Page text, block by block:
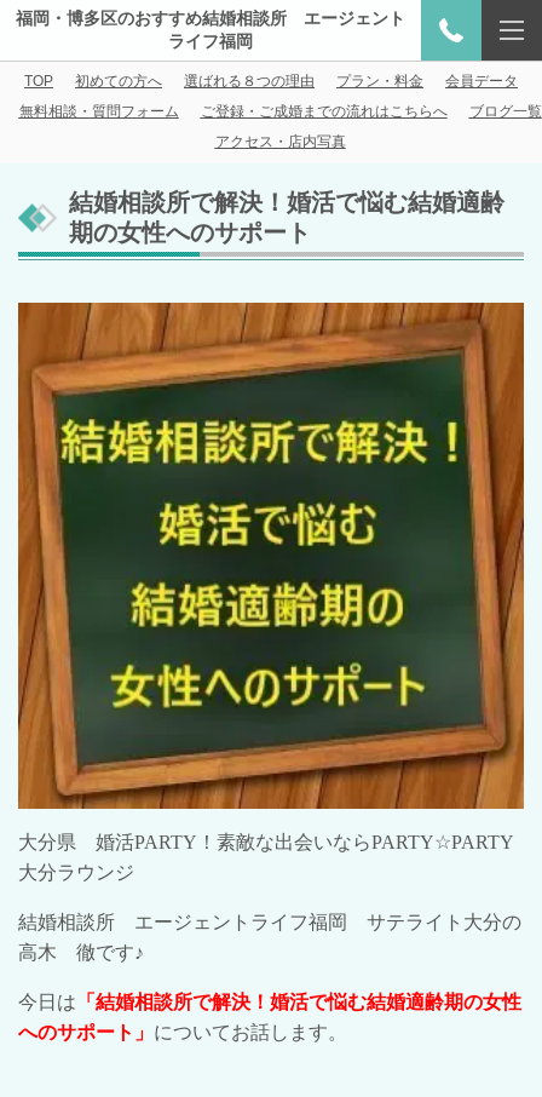
福岡・博多区のおすすめ結婚相談所 エージェント
ライフ福岡
TOP 初めての方へ 選ばれる８つの理由 プラン・料金
会員データ
無料相談・質問フォーム
ご登録・ご成婚までの流れはこちらへ
ブログ一覧
アクセス・店内写真
結婚相談所で解決！婚活で悩む結婚適齢
期の女性へのサポート
大分県 婚活PARTY ！素敵な出会いならPARTY☆PARTY
大分ラウンジ
結婚相談所 エージェントライフ福岡 サテライト大分の
高木 徹です♪
今日は 「結婚相談所で解決！婚活で悩む結婚適齢期の女性
へのサポート」 についてお話します。